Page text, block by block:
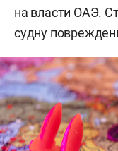
на власти ОАЭ.
судну